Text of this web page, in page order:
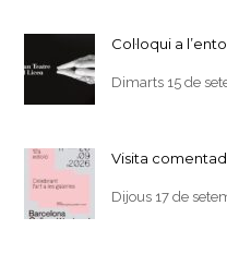
Col·loqui a
Dimarts 15 de
Visita
Dijous 17 de